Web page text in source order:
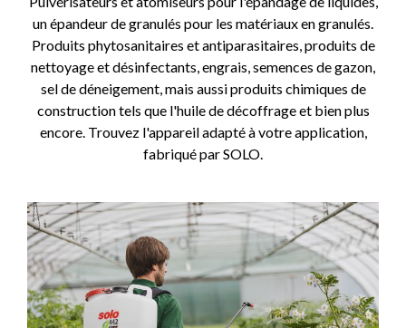
un épandeur de granulés pour les matériaux en granulés.
Produits phytosanitaires et antiparasitaires, produits de
nettoyage et désinfectants, engrais, semences de gazon,
sel de déneigement, mais aussi produits chimiques de
construction tels que l'huile de décoffrage et bien plus
encore. Trouvez l'appareil adapté à votre application,
fabriqué par SOLO.